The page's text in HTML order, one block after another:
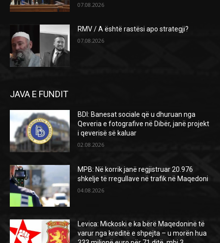
07.08.2026
RMV / A është rastësi apo strategji?
07.08.2026
JAVA E FUNDIT
BDI: Banesat sociale që u dhuruan nga
Qeveria e fotografive në Dibër, janë projekt
i qeverisë së kaluar
02.08.2026
MPB: Në korrik janë regjistruar 20.976
shkelje të rregullave në trafik në Maqedoni
04.08.2026
Levica: Mickoski e ka bërë Maqedoninë të
varur nga kreditë e shpejta – u morën hua